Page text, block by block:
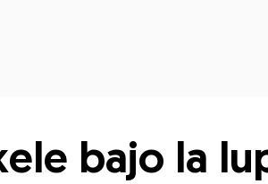
bajo la
artículo actual mediante global.social-